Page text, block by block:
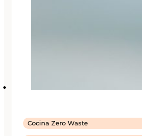
Cocina Zero Waste